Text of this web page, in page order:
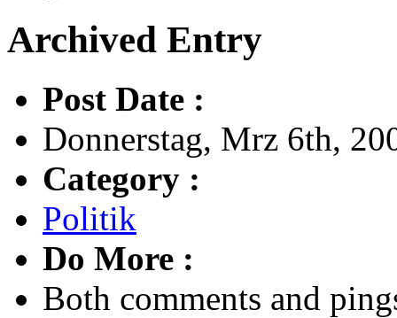
Archived Entry
Post Date :
Donnerstag, Mrz 6th,
Category :
Politik
Do More :
Both comments and